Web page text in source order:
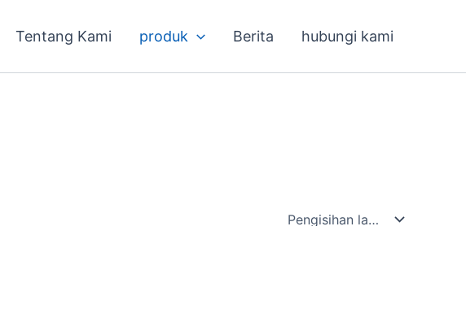
Tentang Kami produk Berita hubungi kami